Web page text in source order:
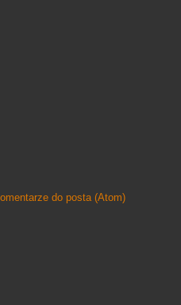
do posta (Atom)